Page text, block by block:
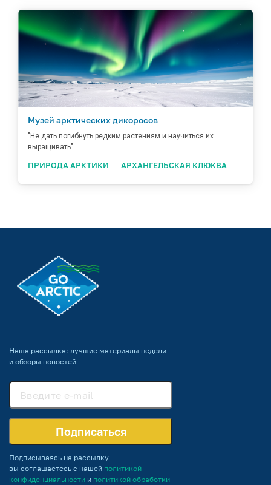
Музей арктических дикоросов
"Не дать погибнуть редким растениям и научиться их
выращивать".
ПРИРОДА АРКТИКИ АРХАНГЕЛЬСКАЯ КЛЮКВА
Наша рассылка: лучшие материалы недели
и обзоры новостей
Подписаться
Подписываясь на рассылку
вы соглашаетесь с нашей политикой
конфиденциальности и политикой обработки